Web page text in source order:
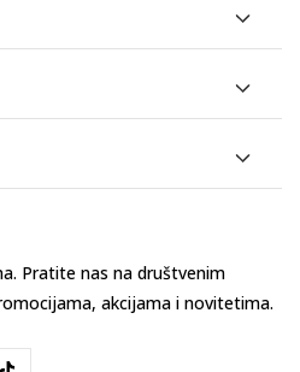
Pratite nas na društvenim
akcijama i novitetima.